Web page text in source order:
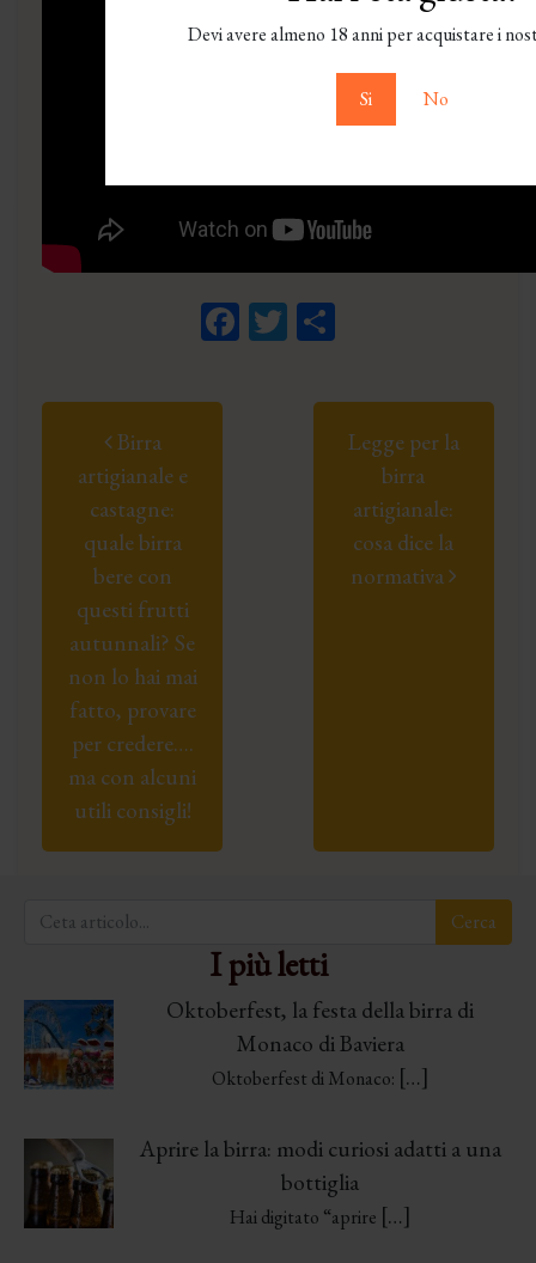
Devi avere almeno 18 anni per acquistare i
Si No
Facebook
Twitter
Birra
artigianale e
castagne:
quale birra
bere con
questi frutti
autunnali? Se
non lo hai mai
fatto, provare
per credere….
ma con alcuni
utili consigli!
Legge per la
birra
artigianale:
cosa dice la
normativa
I più letti
Oktoberfest, la festa della birra di
Monaco di Baviera
Oktoberfest di Monaco: […]
Aprire la birra: modi curiosi adatti a una
bottiglia
Hai digitato “aprire […]